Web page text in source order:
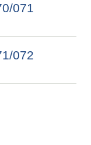
071
072